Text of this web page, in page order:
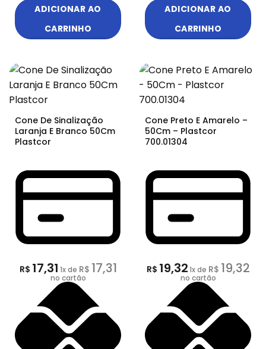
ADICIONAR AO
CARRINHO
ADICIONAR AO
CARRINHO
Cone De Sinalização
Laranja E Branco 50Cm
Plastcor
R$ 17,31 1x de R$ 17,31
no cartão
Cone Preto E Amarelo –
50Cm – Plastcor
700.01304
R$ 19,321x de R$ 19,32
no cartão